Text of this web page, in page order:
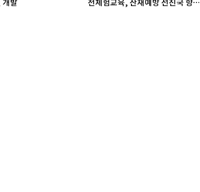
개발
전체험교육, 산재예방 선진국 향한